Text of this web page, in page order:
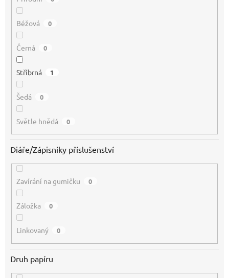
Béžová 0
Černá 0
Stříbrná 1
Šedá 0
Světle hnědá 0
Diáře/Zápisníky příslušenství
Zavírání na gumičku 0
Záložka 0
Linkovaný 0
Druh papíru